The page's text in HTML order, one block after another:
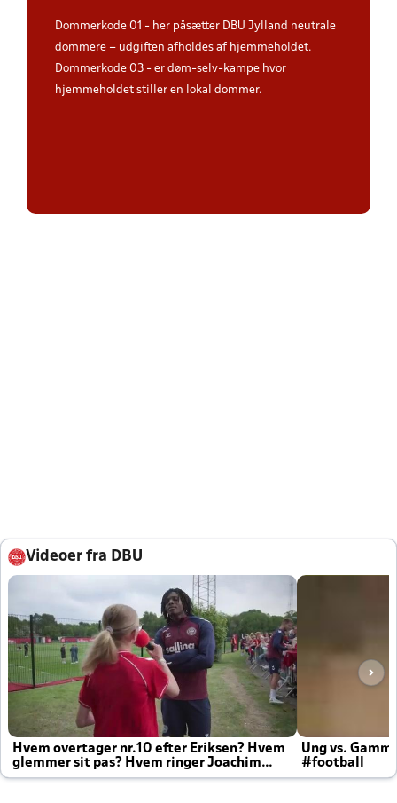
Dommerkode 01 - her påsætter DBU Jylland neutrale
dommere – udgiften afholdes af hjemmeholdet.
Dommerkode 03 - er døm-selv-kampe hvor
hjemmeholdet stiller en lokal dommer.
Videoer fra DBU
Hvem overtager nr.10 efter Eriksen? Hvem
glemmer sit pas? Hvem ringer Joachim
altid til efter kampe?
Ung vs.
#football